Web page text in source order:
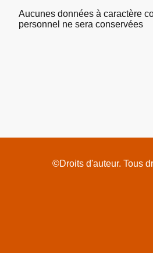
Aucunes données à caractère
personnel ne sera conservées
©Droits d'auteur. Tous